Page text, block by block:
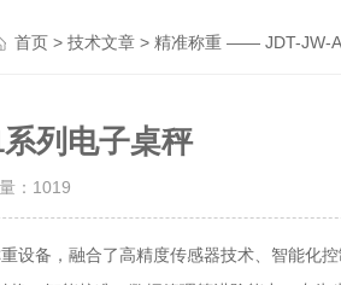
首页 > 技术文章 > 精准称重 —— JDT-JW-
列电子桌秤
： 1019
备，融合了高精度传感器技术、智能化